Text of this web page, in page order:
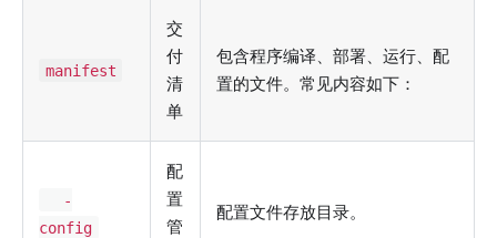
manifest
交
付
清
单
包含程序编译、部署、运行、配
置的文件。常见内容如下：
-
config
配
置
管
配置文件存放目录。